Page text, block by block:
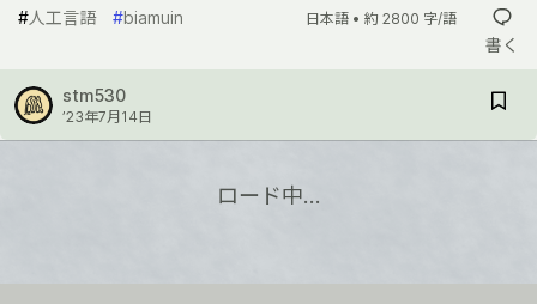
#人工言語 #biamuin 日本語 • 約 2800 字/語
書く
stm530
’23年7月14日
ロード中…